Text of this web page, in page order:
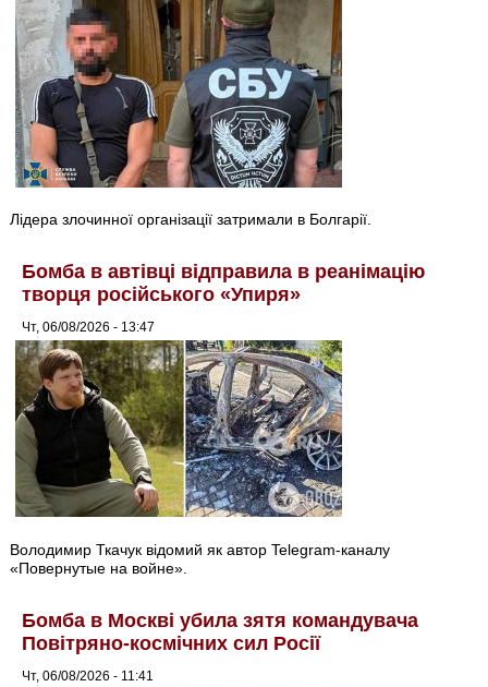
Лідера злочинної організації затримали в Болгарії.
Бомба в автівці відправила в реанімацію
творця російського «Упиря»
Чт, 06/08/2026 - 13:47
Володимир Ткачук відомий як автор Telegram-каналу
«Повернутые на войне».
Бомба в Москві убила зятя командувача
Повітряно-космічних сил Росії
Чт, 06/08/2026 - 11:41